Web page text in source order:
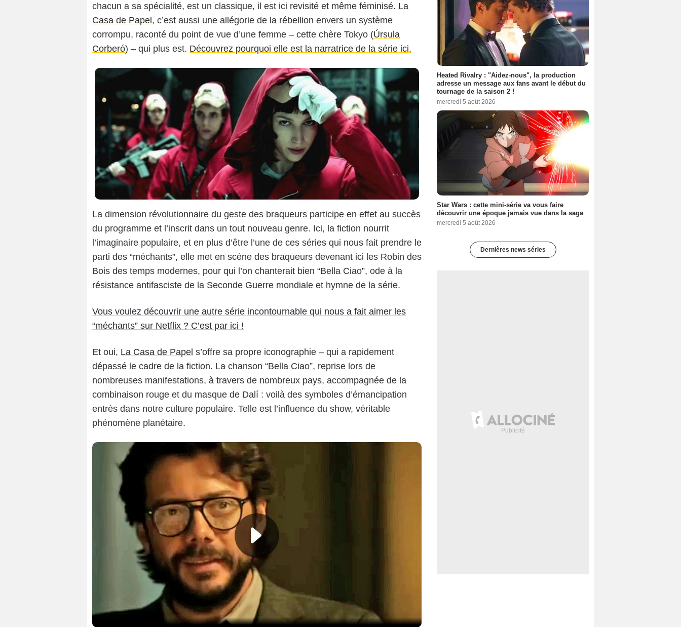
chacun a sa spécialité, est un classique, il est ici revisité et même féminisé. La
Casa de Papel , c’est aussi une allégorie de la rébellion envers un système
corrompu, raconté du point de vue d’une femme – cette chère Tokyo (Úrsula
Corberó) – qui plus est. Découvrez pourquoi elle est la narratrice de la série ici.
La dimension révolutionnaire du geste des braqueurs participe en effet au succès
du programme et l’inscrit dans un tout nouveau genre. Ici, la fiction nourrit
l’imaginaire populaire, et en plus d’être l’une de ces séries qui nous fait prendre le
parti des “méchants”, elle met en scène des braqueurs devenant ici les Robin des
Bois des temps modernes, pour qui l’on chanterait bien “Bella Ciao”, ode à la
résistance antifasciste de la Seconde Guerre mondiale et hymne de la série.
Vous voulez découvrir une autre série incontournable qui nous a fait aimer les
“méchants” sur Netflix ? C’est par ici !
Et oui, La Casa de Papel s’offre sa propre iconographie – qui a rapidement
dépassé le cadre de la fiction. La chanson “Bella Ciao”, reprise lors de
nombreuses manifestations, à travers de nombreux pays, accompagnée de la
combinaison rouge et du masque de Dalí : voilà des symboles d’émancipation
entrés dans notre culture populaire. Telle est l’influence du show, véritable
phénomène planétaire.
Heated Rivalry : "Aidez-nous", la production
adresse un message aux fans avant le début du
tournage de la saison 2 !
mercredi 5 août 2026
Star Wars : cette mini-série va vous faire
découvrir une époque jamais vue dans la saga
mercredi 5 août 2026
Dernières news séries